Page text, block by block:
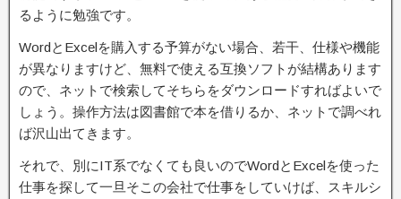
るように勉強です。
WordとExcelを購入する予算がない場合、若干、仕様や機能
が異なりますけど、無料で使える互換ソフトが結構あります
ので、ネットで検索してそちらをダウンロードすればよいで
しょう。操作方法は図書館で本を借りるか、ネットで調べれ
ば沢山出てきます。
それで、別にIT系でなくても良いのでWordとExcelを使った
仕事を探して一旦そこの会社で仕事をしていけば、スキルシ